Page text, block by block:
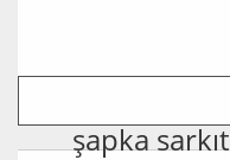
şapka sarkıt